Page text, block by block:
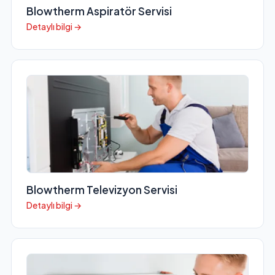
Blowtherm Aspiratör Servisi
Detaylı bilgi →
Blowtherm Televizyon Servisi
Detaylı bilgi →